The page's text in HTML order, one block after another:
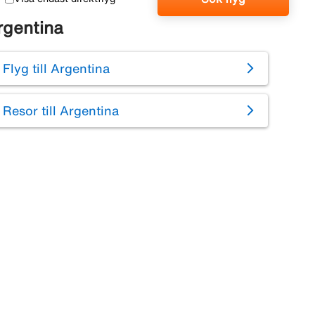
Flyg till Argentina
Resor till Argentina